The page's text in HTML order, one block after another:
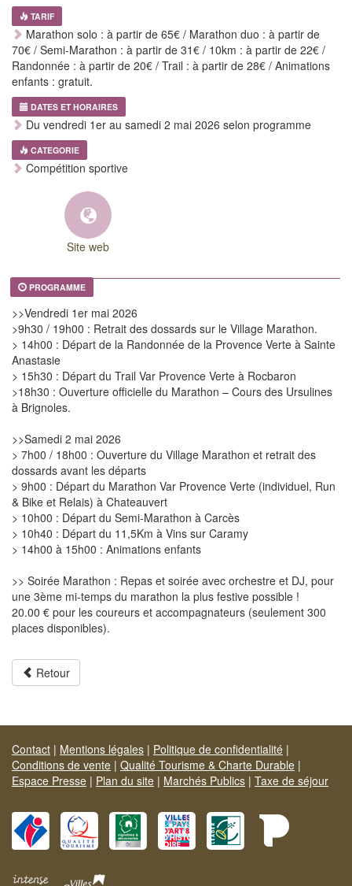
TARIF
Marathon solo : à partir de 65€ / Marathon duo : à partir de
70€ / Semi-Marathon : à partir de 31€ / 10km : à partir de 22€ /
Randonnée : à partir de 20€ / Trail : à partir de 28€ / Animations
enfants : gratuit.
DATES ET HORAIRES
Du vendredi 1er au samedi 2 mai 2026 selon programme
CATEGORIE
Compétition sportive
Site web
PROGRAMME
>>Vendredi 1er mai 2026
>9h30 / 19h00 : Retrait des dossards sur le Village Marathon.
> 14h00 : Départ de la Randonnée de la Provence Verte à Sainte
Anastasie
> 15h30 : Départ du Trail Var Provence Verte à Rocbaron
>18h30 : Ouverture officielle du Marathon – Cours des Ursulines
à Brignoles.
>>Samedi 2 mai 2026
> 7h00 / 18h00 : Ouverture du Village Marathon et retrait des
dossards avant les départs
> 9h00 : Départ du Marathon Var Provence Verte (individuel, Run
& Bike et Relais) à Chateauvert
> 10h00 : Départ du Semi-Marathon à Carcès
> 10h40 : Départ du 11,5Km à Vins sur Caramy
> 14h00 à 15h00 : Animations enfants
>> Soirée Marathon : Repas et soirée avec orchestre et DJ, pour
une 3ème mi-temps du marathon la plus festive possible !
20.00 € pour les coureurs et accompagnateurs (seulement 300
places disponibles).
Retour
Contact | Mentions légales | Politique de confidentialité |
Conditions de vente | Qualité Tourisme & Charte Durable |
Espace Presse | Plan du site | Marchés Publics | Taxe de séjour